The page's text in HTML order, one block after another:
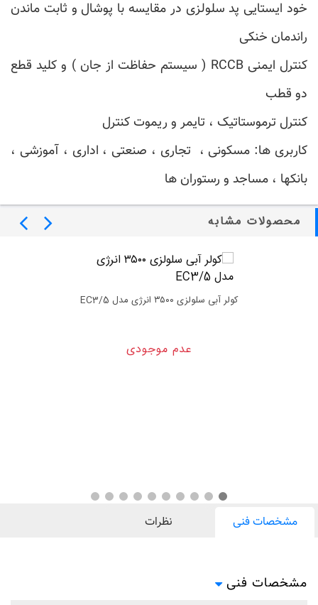
خود ایستایی پد سلولزی در مقایسه با پوشال و ثابت ماندن
راندمان خنکی
کنترل ایمنی RCCB ( سیستم حفاظت از جان ) و کلید قطع
دو قطب
کنترل ترموستاتیک ، تایمر و ریموت کنترل
کاربری ها: مسکونی ، تجاری ، صنعتی ، اداری ، آموزشی ،
بانکها ، مساجد و رستوران ها
محصولات مشابه
کولر آبی سلولزی ۳۵۰۰ انرژی مدل EC3/5
عدم موجودی
مشخصات فنی نظرات
مشخصات فنی